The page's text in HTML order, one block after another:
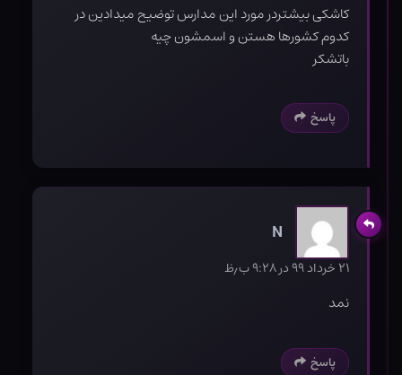
کاشکی بیشتردر مورد این مدارس توضیح میدادین در
کدوم کشورها هستن و اسمشون چیه
باتشکر
پاسخ
N
۲۱ خرداد ۹۹ در ۹:۲۸ ب٫ظ
نمد
پاسخ